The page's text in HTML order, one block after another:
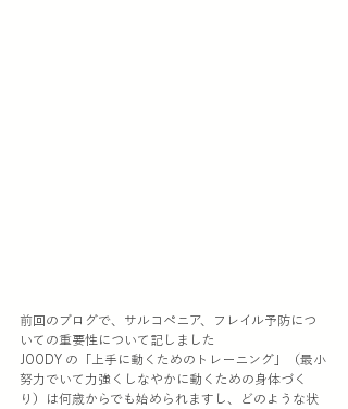
前回のブログで、サルコペニア、フレイル予防につ
いての重要性について記しました
JOODY の「上手に動くためのトレーニング」（最小
努力でいて力強くしなやかに動くための身体づく
り）は何歳からでも始められますし、どのような状